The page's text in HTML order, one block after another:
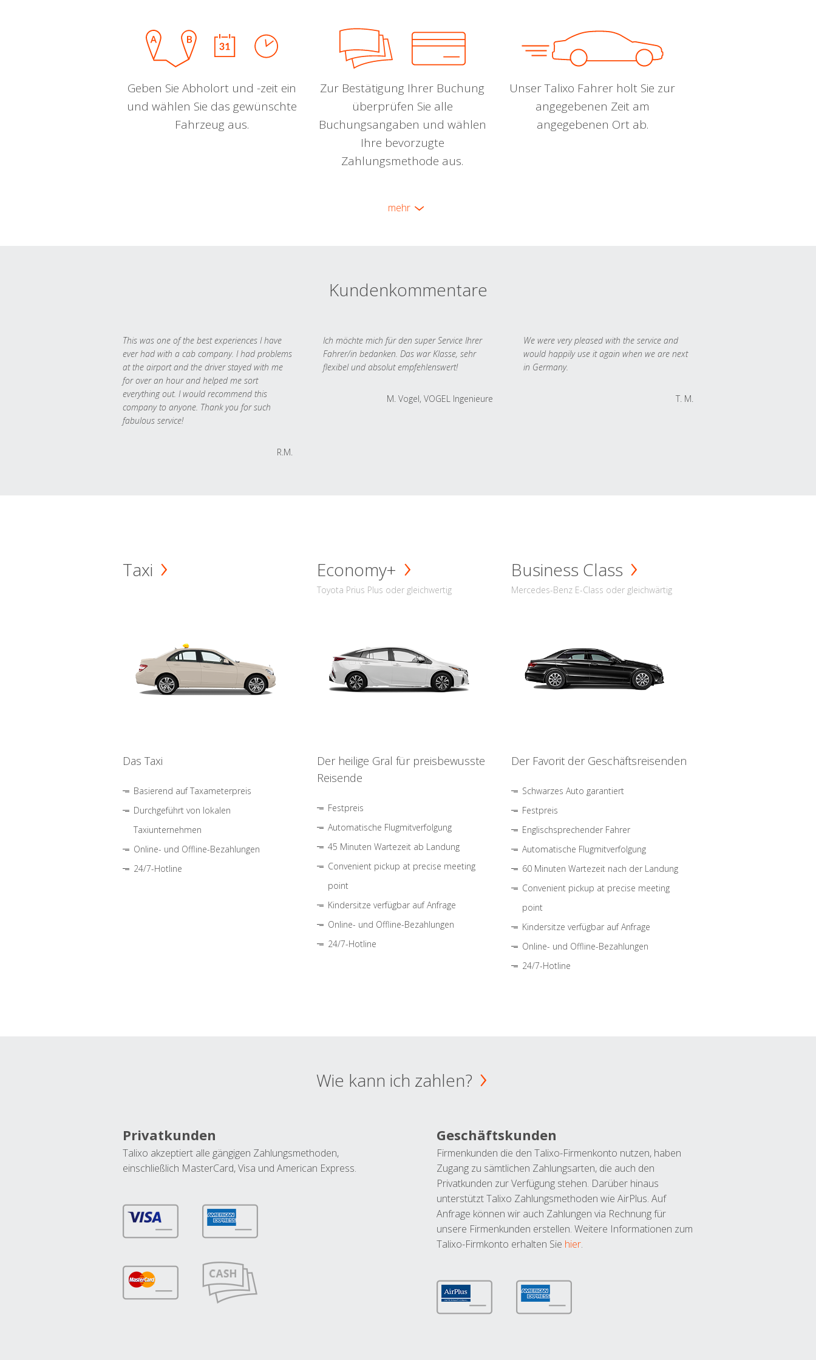
Geben Sie Abholort und -zeit ein
und wählen Sie das gewünschte
Fahrzeug aus.
Zur Bestätigung Ihrer Buchung
überprüfen Sie alle
Buchungsangaben und wählen
Ihre bevorzugte
Zahlungsmethode aus.
Unser Talixo Fahrer holt Sie zur
angegebenen Zeit am
angegebenen Ort ab.
mehr
Kundenkommentare
This was one of the best experiences I have
ever had with a cab company. I had problems
at the airport and the driver stayed with me
for over an hour and helped me sort
everything out. I would recommend this
company to anyone. Thank you for such
fabulous service!
R.M.
Ich möchte mich für den super Service Ihrer
Fahrer/in bedanken. Das war Klasse, sehr
flexibel und absolut empfehlenswert!
M. Vogel, VOGEL Ingenieure
We were very pleased with the service and
would happily use it again when we are next
in Germany.
T. M.
Taxi
Das Taxi
Basierend auf Taxameterpreis
Durchgeführt von lokalen
Taxiunternehmen
Online- und Offline-Bezahlungen
24/7-Hotline
Economy+
Toyota Prius Plus oder gleichwertig
Der heilige Gral für preisbewusste
Reisende
Festpreis
Automatische Flugmitverfolgung
45 Minuten Wartezeit ab Landung
Convenient pickup at precise meeting
point
Kindersitze verfügbar auf Anfrage
Online- und Offline-Bezahlungen
24/7-Hotline
Business Class
Mercedes-Benz E-Class oder gleichwärtig
Der Favorit der Geschäftsreisenden
Schwarzes Auto garantiert
Festpreis
Englischsprechender Fahrer
Automatische Flugmitverfolgung
60 Minuten Wartezeit nach der Landung
Convenient pickup at precise meeting
point
Kindersitze verfügbar auf Anfrage
Online- und Offline-Bezahlungen
24/7-Hotline
Wie kann ich zahlen?
Privatkunden
Talixo akzeptiert alle gängigen Zahlungsmethoden,
einschließlich MasterCard, Visa und American Express.
Geschäftskunden
Firmenkunden die den Talixo-Firmenkonto nutzen, haben
Zugang zu sämtlichen Zahlungsarten, die auch den
Privatkunden zur Verfügung stehen. Darüber hinaus
unterstützt Talixo Zahlungsmethoden wie AirPlus. Auf
Anfrage können wir auch Zahlungen via Rechnung für
unsere Firmenkunden erstellen. Weitere Informationen zum
Talixo-Firmkonto erhalten Sie hier.